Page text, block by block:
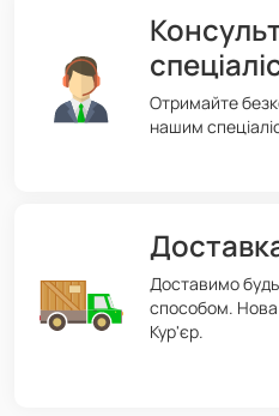
Отримайте
нашим
Доставимо
способом.
Кур'єр.